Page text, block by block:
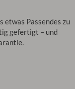
etwas Passendes zu
gefertigt – und